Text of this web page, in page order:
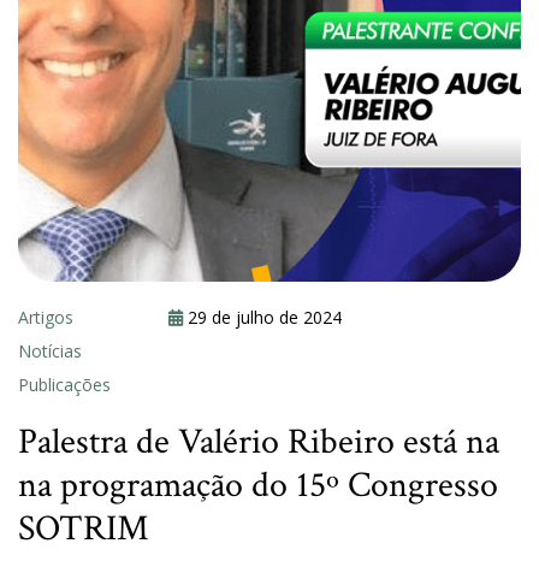
Artigos
Notícias
Publicações
29 de julho de 2024
Palestra de Valério Ribeiro está na
na programação do 15º Congresso
SOTRIM